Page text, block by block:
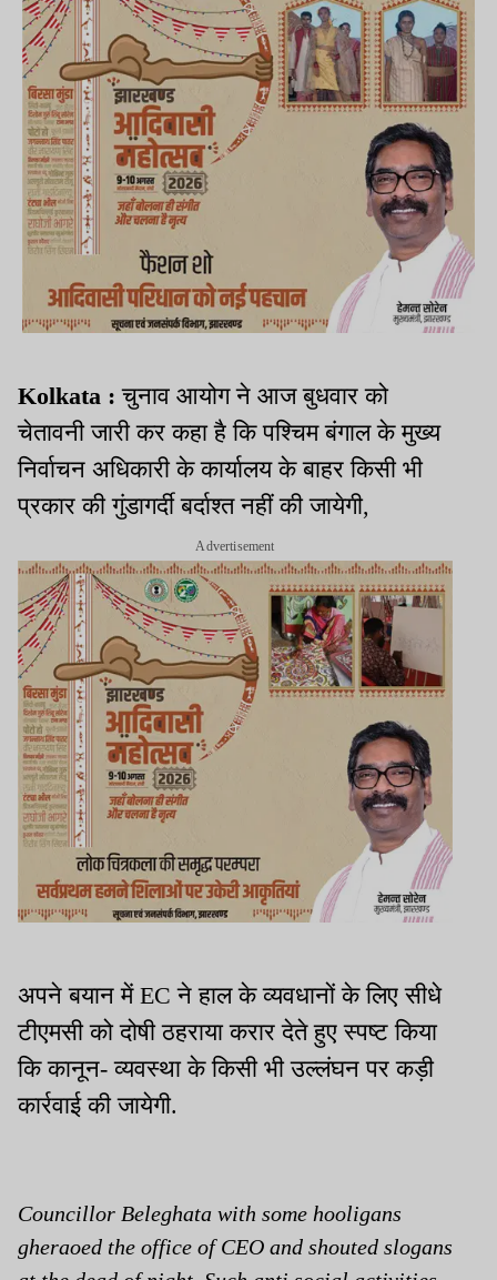
Kolkata :चुनाव आयोग ने आज बुधवार को
चेतावनी जारी कर कहा है कि पश्चिम बंगाल के मुख्य
निर्वाचन अधिकारी के कार्यालय के बाहर किसी भी
प्रकार की गुंडागर्दी बर्दाश्त नहीं की जायेगी,
Advertisement
अपने बयान में EC ने हाल के व्यवधानों के लिए सीधे
टीएमसी को दोषी ठहराया करार देते हुए स्पष्ट किया
कि कानून- व्यवस्था के किसी भी उल्लंघन पर कड़ी
कार्रवाई की जायेगी.
Councillor Beleghata with some hooligans
gheraoed the office of CEO and shouted slogans